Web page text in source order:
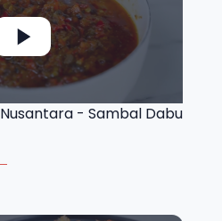
- Sambal Dabu